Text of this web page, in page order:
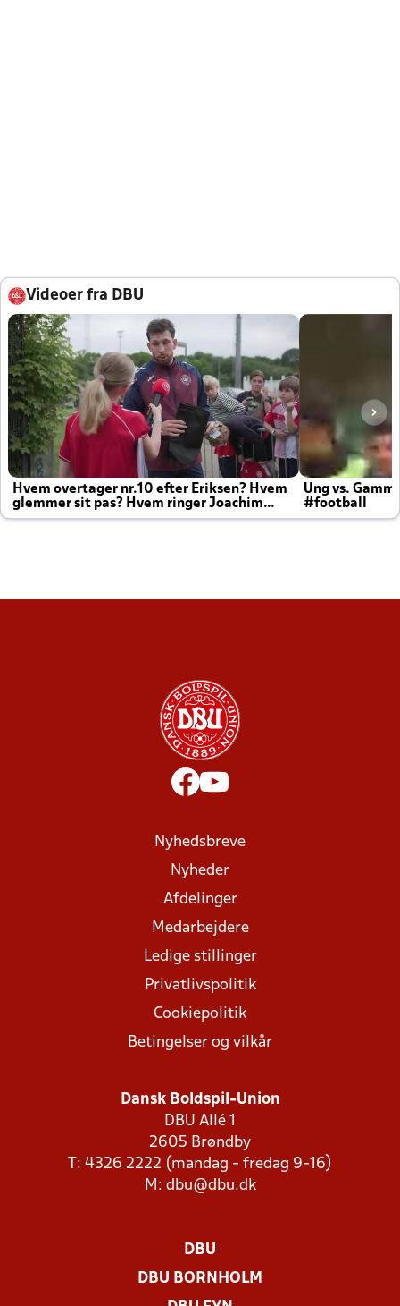
Videoer fra DBU
Hvem overtager nr.10 efter Eriksen? Hvem
glemmer sit pas? Hvem ringer Joachim
altid til efter kampe?
Ung vs.
#football
Nyhedsbreve
Nyheder
Afdelinger
Medarbejdere
Ledige stillinger
Privatlivspolitik
Cookiepolitik
Betingelser og vilkår
Dansk Boldspil-Union
DBU Allé 1
2605 Brøndby
T: 4326 2222 (mandag - fredag 9-16)
M: dbu@dbu.dk
DBU
DBU BORNHOLM